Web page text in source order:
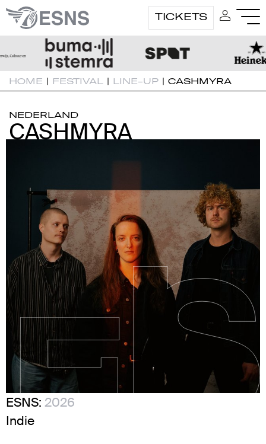
TICKETS
HOME | FESTIVAL | LINE-UP | CASHMYRA
NEDERLAND
CASHMYRA
CASHMYRA
ESNS: 2026
Indie